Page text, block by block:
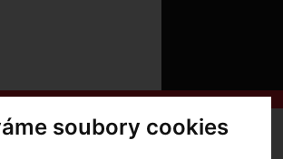
soubory cookies
O
REGISTRACE
Výbava pro kolo
Brašny / Úložiště